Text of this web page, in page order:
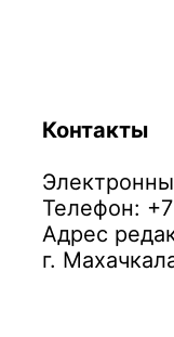
Контакты
Телефон:
Адрес
г.